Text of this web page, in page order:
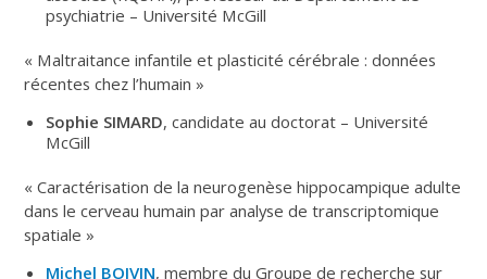
psychiatrie – Université McGill
« Maltraitance infantile et plasticité cérébrale : données
récentes chez l’humain »
Sophie SIMARD, candidate au doctorat – Université
McGill
« Caractérisation de la neurogenèse hippocampique adulte
dans le cerveau humain par analyse de transcriptomique
spatiale »
Michel BOIVIN, membre du Groupe de recherche sur